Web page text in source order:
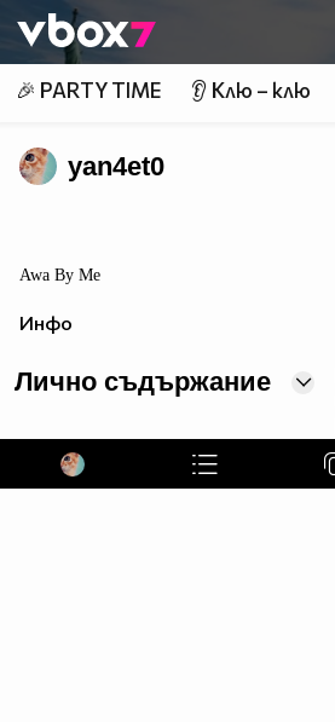
👾
🎉 PARTY TIME 👂 Клю – клю
yan4et0
Awa By Me
Инфо
Лично съдържание